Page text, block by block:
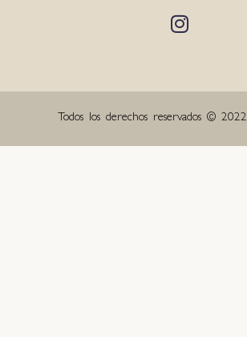
Todos los derechos reservados © 2022